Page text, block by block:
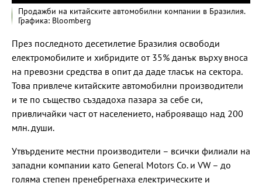
Продажби на китайските автомобилни компании в Бразилия.
Графика: Bloomberg
През последното десетилетие Бразилия освободи
електромобилите и хибридите от 35% данък върху вноса
на превозни средства в опит да даде тласък на сектора.
Това привлече китайските автомобилни производители
и те по същество създадоха пазара за себе си,
привличайки част от населението, наброяващо над 200
млн. души.
Утвърдените местни производители – всички филиали на
западни компании като General Motors Co. и VW – до
голяма степен пренебрегнаха електрическите и